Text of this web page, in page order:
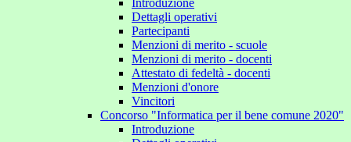
Introduzione
Dettagli operativi
Partecipanti
Menzioni di merito - scuole
Menzioni di merito - docenti
Attestato di fedeltà - docenti
Menzioni d'onore
Vincitori
Concorso "Informatica per il bene comune 2020"
Introduzione